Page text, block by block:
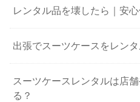
レンタル品を壊したら｜安
出張でスーツケースをレン
スーツケースレンタルは店
る？